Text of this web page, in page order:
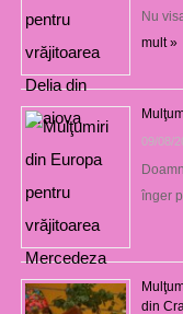
Nu
mult »
09/08/
înger
din